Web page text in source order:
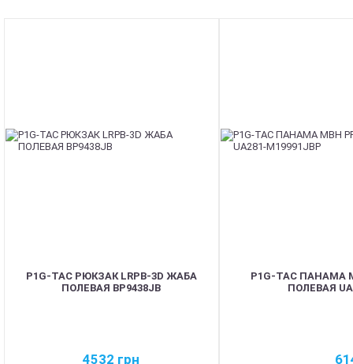
P1G-TAC РЮКЗАК LRPB-3D ЖАБА
ПОЛЕВАЯ BP9438JB
4532 грн
P1G-TAC ПАНАМА
ПОЛЕВАЯ